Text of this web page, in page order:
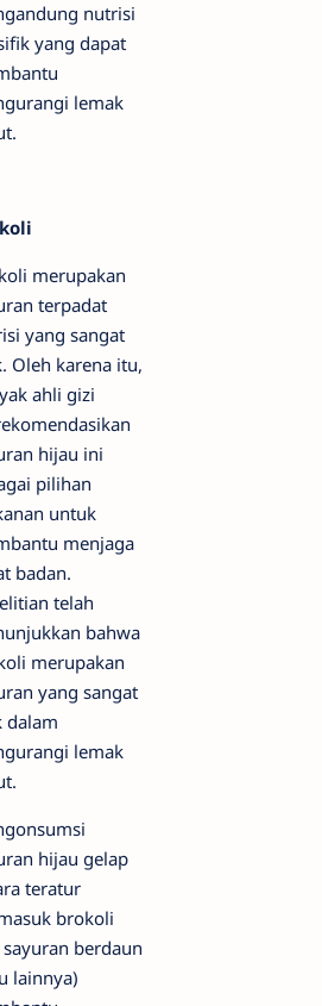
nutrisi
yang dapat
lemak
merupakan
terpadat
yang sangat
Oleh karena itu,
ahli gizi
hijau ini
pilihan
untuk
menjaga
badan.
telah
bahwa
merupakan
yang sangat
dalam
lemak
hijau gelap
teratur
brokoli
berdaun
lainnya)